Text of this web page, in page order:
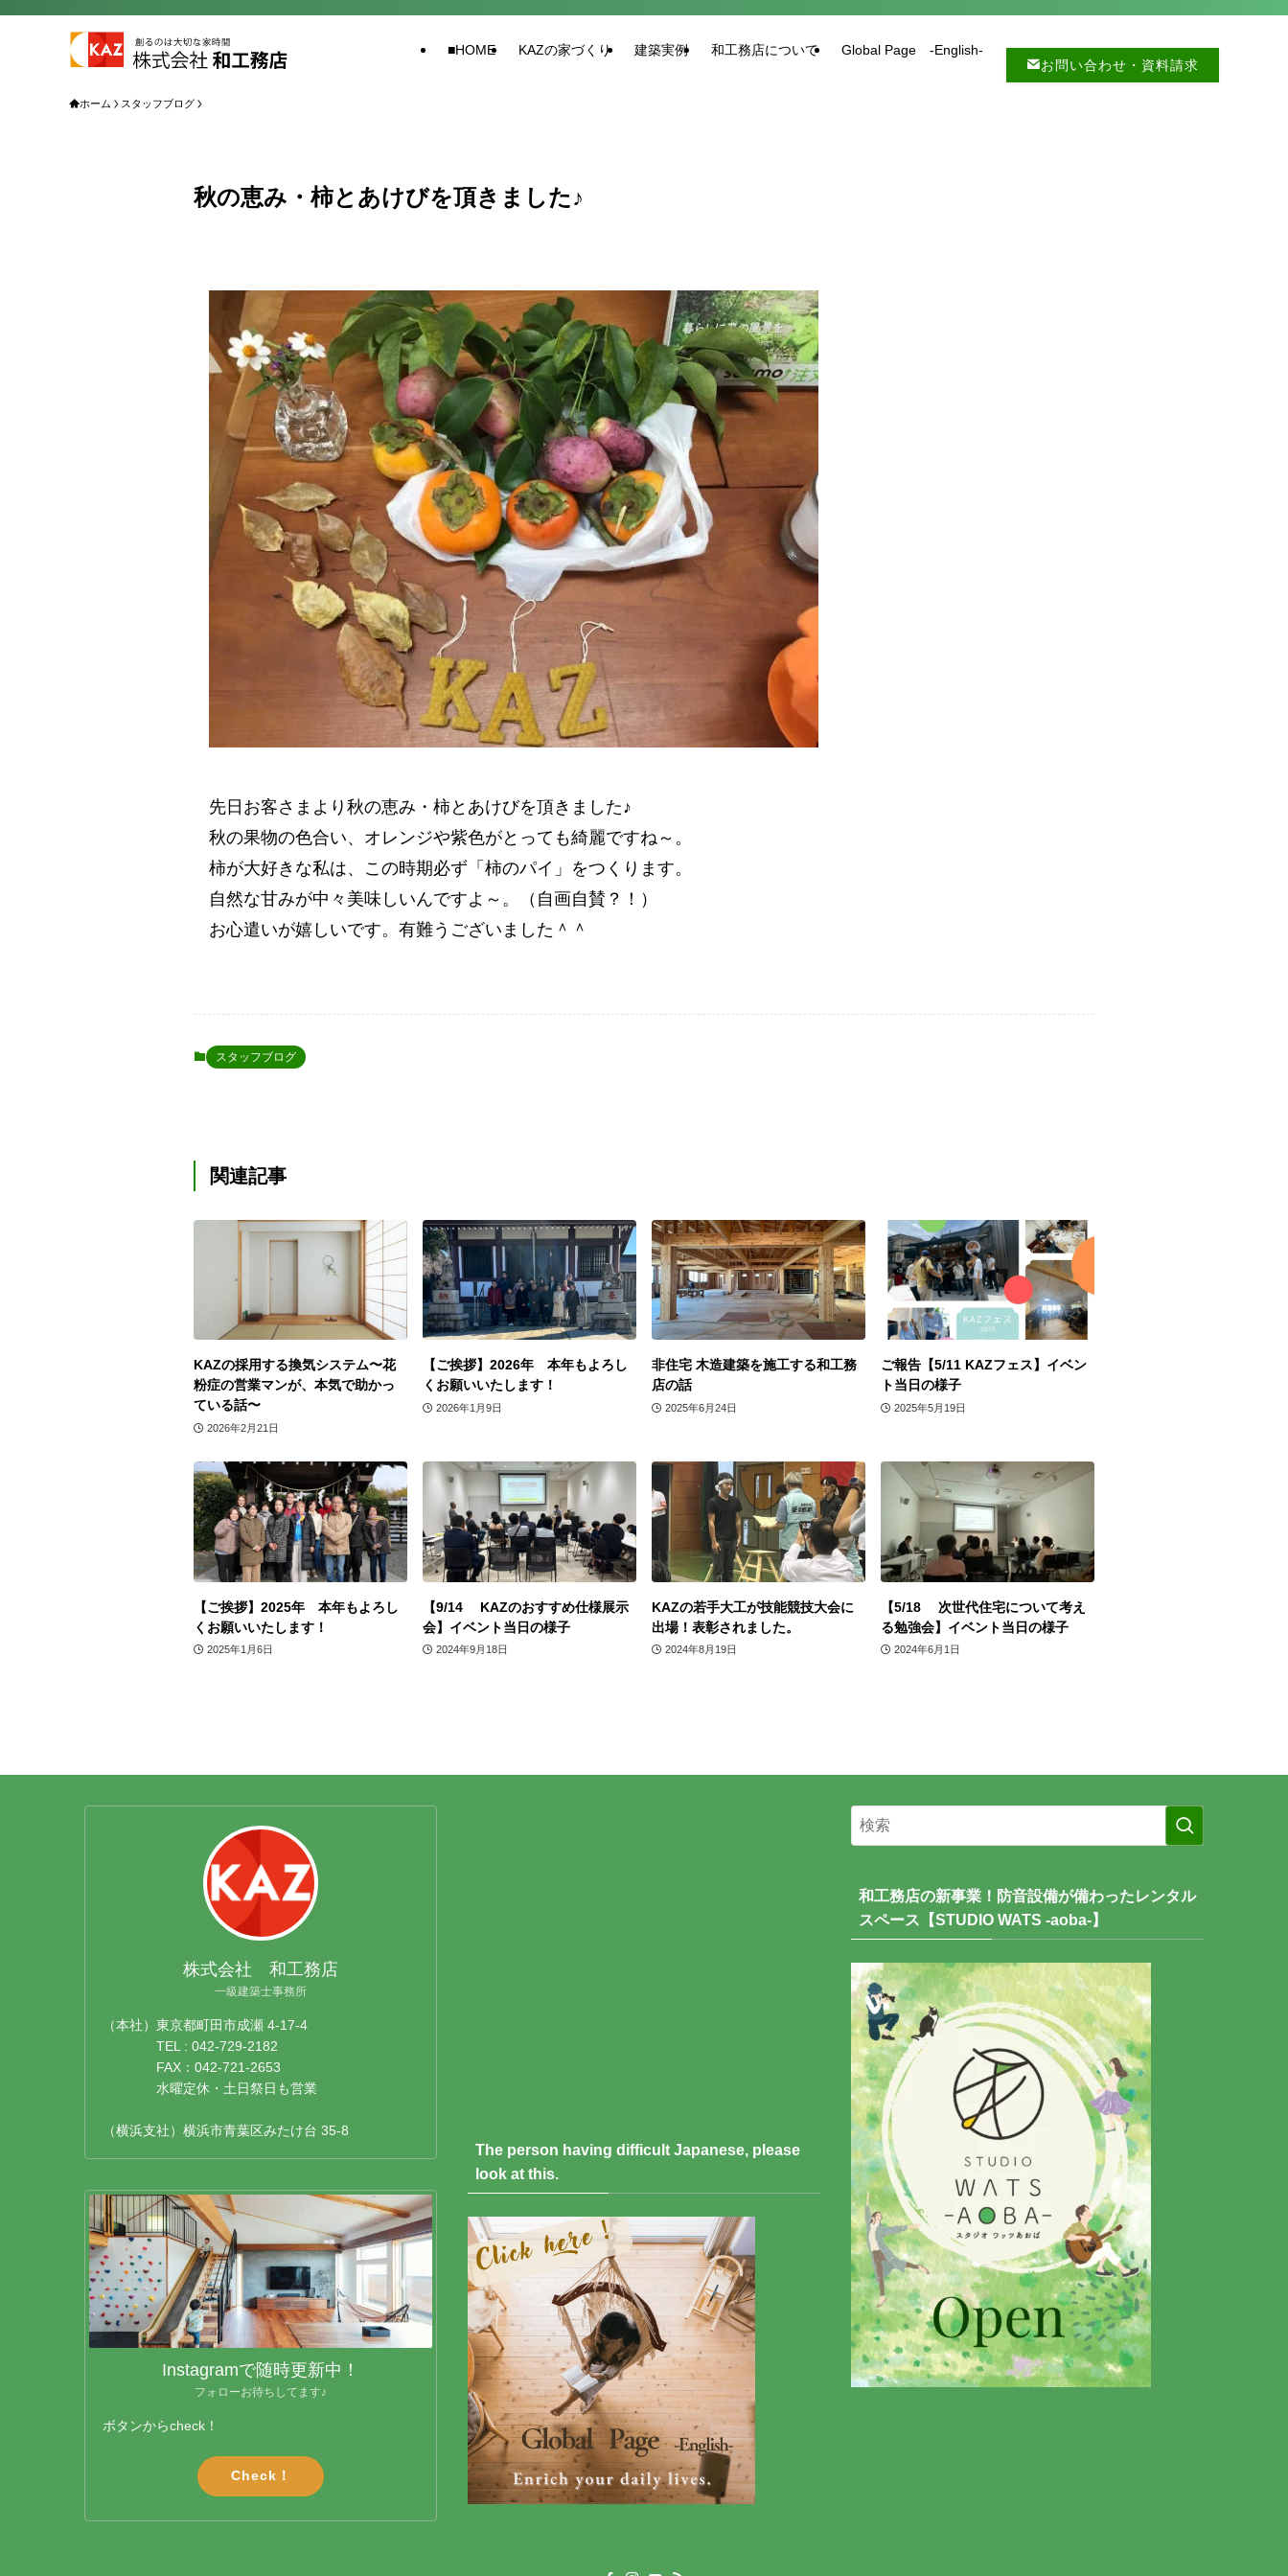
■HOME KAZの家づくり 建築実例 和工務店について
Global Page -English-
お問い合わせ・資料請求
ホーム スタッフブログ
秋の恵み・柿とあけびを頂きました♪
先日お客さまより秋の恵み・柿とあけびを頂きました♪
秋の果物の色合い、オレンジや紫色がとっても綺麗ですね～。
柿が大好きな私は、この時期必ず「柿のパイ」をつくります。
自然な甘みが中々美味しいんですよ～。（自画自賛？！）
お心遣いが嬉しいです。有難うございました＾＾
スタッフブログ
関連記事
KAZの採用する換気システム〜花
粉症の営業マンが、本気で助かっ
ている話〜
2026年2月21日
【ご挨拶】2026年 本年もよろし
くお願いいたします！
2026年1月9日
非住宅 木造建築を施工する和工務
店の話
2025年6月24日
ご報告【5/11 KAZフェス】イベン
ト当日の様子
2025年5月19日
【ご挨拶】2025年 本年もよろし
くお願いいたします！
2025年1月6日
【9/14 KAZのおすすめ仕様展示
会】イベント当日の様子
2024年9月18日
KAZの若手大工が技能競技大会に
出場！表彰されました。
2024年8月19日
【5/18 次世代住宅について考え
る勉強会】イベント当日の様子
2024年6月1日
株式会社 和工務店
一級建築士事務所
（本社）東京都町田市成瀬 4-17-4
TEL : 042-729-2182
FAX：042-721-2653
水曜定休・土日祭日も営業
（横浜支社）横浜市青葉区みたけ台 35-8
Instagramで随時更新中！
フォローお待ちしてます♪
ボタンからcheck！
Check！
The person having difficult Japanese, please
look at this.
和工務店の新事業！防音設備が備わったレンタル
スペース【STUDIO WATS -aoba-】